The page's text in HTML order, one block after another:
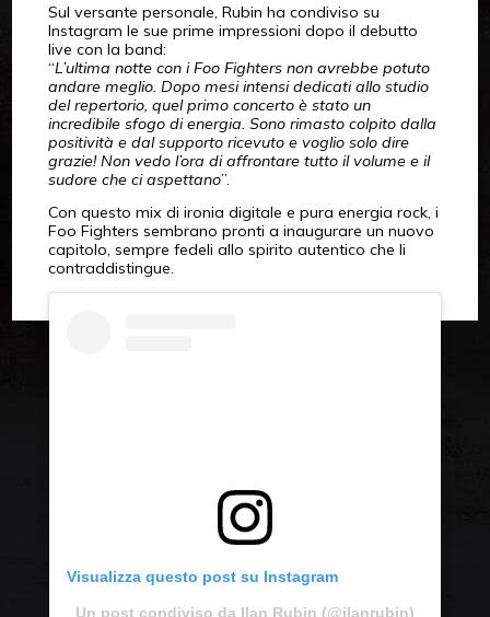
Sul versante personale, Rubin ha condiviso su
Instagram le sue prime impressioni dopo il debutto
live con la band:
“L’ultima notte con i Foo Fighters non avrebbe potuto
andare meglio. Dopo mesi intensi dedicati allo studio
del repertorio, quel primo concerto è stato un
incredibile sfogo di energia. Sono rimasto colpito dalla
positività e dal supporto ricevuto e voglio solo dire
grazie! Non vedo l’ora di affrontare tutto il volume e il
sudore che ci aspettano”.
Con questo mix di ironia digitale e pura energia rock, i
Foo Fighters sembrano pronti a inaugurare un nuovo
capitolo, sempre fedeli allo spirito autentico che li
contraddistingue.
Visualizza questo post su Instagram
Un post condiviso da Ilan Rubin (@ilanrubin)